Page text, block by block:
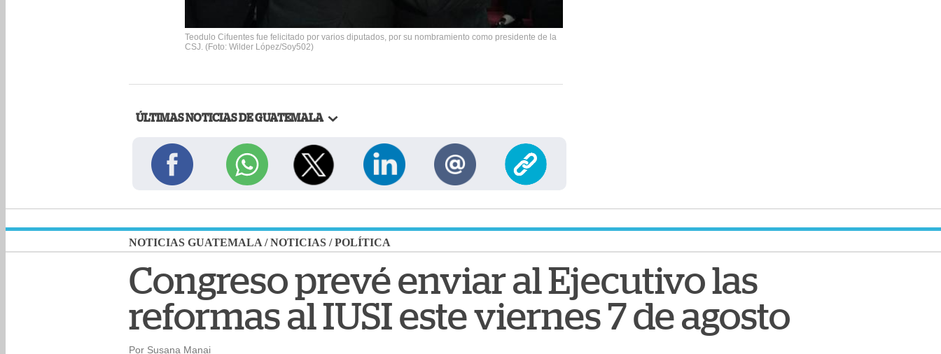
Teodulo Cifuentes fue felicitado por varios diputados, por su nombramiento como presidente de la
CSJ. (Foto: Wilder López/Soy502)
ÚLTIMAS NOTICIAS DE GUATEMALA
NOTICIAS GUATEMALA /NOTICIAS /POLÍTICA
Congreso prevé enviar al Ejecutivo las
reformas al IUSI este viernes 7 de agosto
Por Susana Manai